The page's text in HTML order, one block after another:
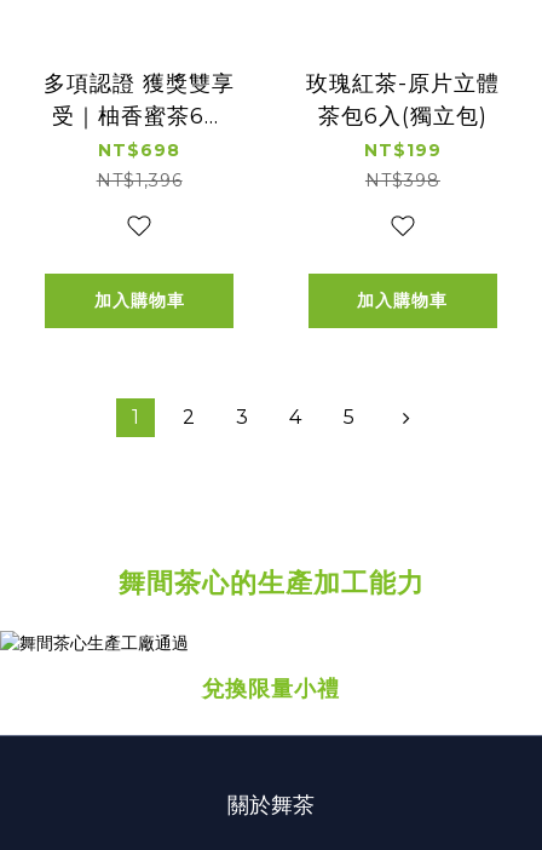
多項認證 獲獎雙享
受｜柚香蜜茶6入
x2+紅玉爆米花
x3+紙袋x1
NT$698
NT$1,396
加入購物車
玫瑰紅茶-原片立體
茶包6入(獨立包)
NT$199
NT$398
加入購物車
1 2 3 4 5
舞間茶心的生產加工能力
兌換限量小禮
關於舞茶